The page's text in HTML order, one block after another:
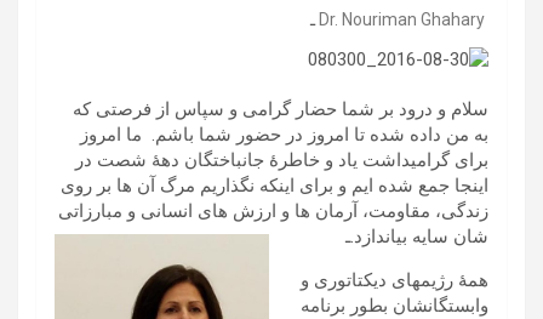
Dr. Nouriman Ghahary ـ
سلام و درود بر شما حضار گرامی و سپاس از فرصتی که
به من داده شده تا امروز در حضور شما باشم. ما امروز
برای گرامیداشت یاد و خاطرۀ جانباختگان دهۀ شصت در
اینجا جمع شده ایم و برای اینکه نگذاریم مرگ آن ها بر روی
زندگی، مقاومت، آرمان ها و ارزش های انسانی و مبارزاتی
شان سایه بیاندازد.ـ
همۀ رژیمهای دیکتاتوری و
وابستگانشان بطور برنامه